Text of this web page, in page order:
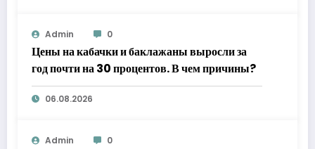
Admin 0
Цены на кабачки и баклажаны выросли за
год почти на 30 процентов. В чем причины?
06.08.2026
Admin 0